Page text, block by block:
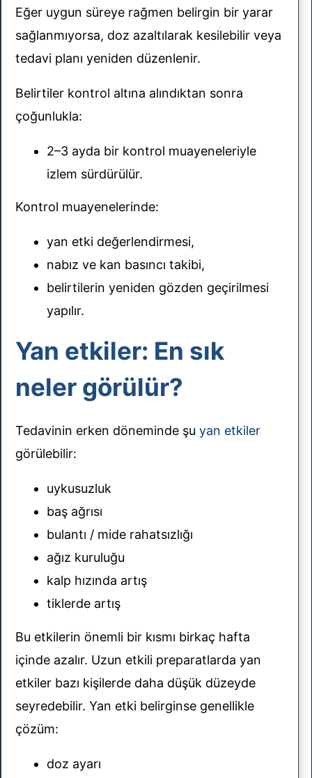
Eğer uygun süreye rağmen belirgin bir yarar
sağlanmıyorsa, doz azaltılarak kesilebilir veya
tedavi planı yeniden düzenlenir.
Belirtiler kontrol altına alındıktan sonra
çoğunlukla:
2–3 ayda bir kontrol muayeneleriyle
izlem sürdürülür.
Kontrol muayenelerinde:
yan etki değerlendirmesi,
nabız ve kan basıncı takibi,
belirtilerin yeniden gözden geçirilmesi
yapılır.
Yan etkiler: En sık
neler görülür?
Tedavinin erken döneminde şu yan etkiler
görülebilir:
uykusuzluk
baş ağrısı
bulantı / mide rahatsızlığı
ağız kuruluğu
kalp hızında artış
tiklerde artış
Bu etkilerin önemli bir kısmı birkaç hafta
içinde azalır. Uzun etkili preparatlarda yan
etkiler bazı kişilerde daha düşük düzeyde
seyredebilir. Yan etki belirginse genellikle
çözüm:
doz ayarı